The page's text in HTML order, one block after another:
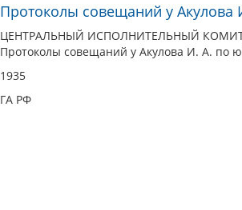
Протоколы совещаний у
ЦЕНТРАЛЬНЫЙ ИСПОЛНИТЕЛЬНЫЙ
Протоколы совещаний у Акулова И. А. по
1935
ГА РФ